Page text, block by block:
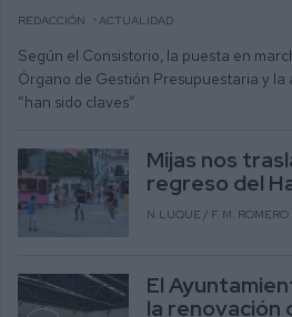
REDACCIÓN ACTUALIDAD
Según el Consistorio, la puesta en
Órgano de Gestión Presupuestaria y
“han sido claves”
Mijas nos
regreso del
N.LUQUE / F. M. ROMERO
El
la renovación